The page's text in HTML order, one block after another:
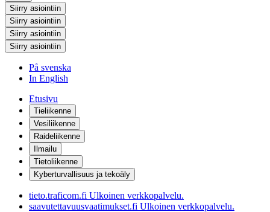
Siirry asiointiin
Siirry asiointiin
Siirry asiointiin
Siirry asiointiin
På svenska
In English
Etusivu
Tieliikenne
Vesiliikenne
Raideliikenne
Ilmailu
Tietoliikenne
Kyberturvallisuus ja tekoäly
tieto.traficom.fi Ulkoinen verkkopalvelu.
saavutettavuusvaatimukset.fi Ulkoinen verkkopalvelu.